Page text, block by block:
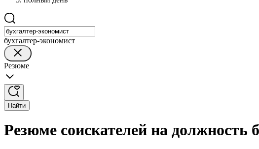
бухгалтер-экономист
Резюме
Найти
Резюме соискателей на должность